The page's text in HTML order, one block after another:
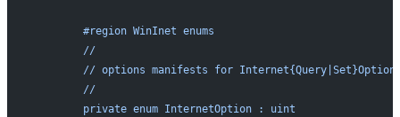
        #region WinInet enums
        //
        // options manifests for Internet{Query|Set}Option
        //
        private enum InternetOption : uint